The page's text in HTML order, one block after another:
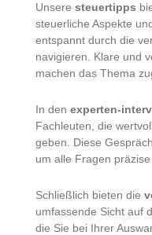
Unsere steuertipps
steuerliche Aspekte
entspannt durch die
navigieren. Klare und
machen das Thema
In den experten-
Fachleuten, die
geben. Diese
um alle Fragen
Schließlich bieten die
umfassende Sicht auf
die Sie bei Ihrer